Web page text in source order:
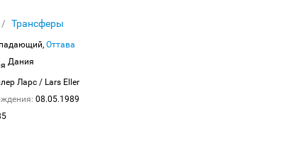
Трансферы
Оттава
Дания
Ларс / Lars Eller
08.05.1989